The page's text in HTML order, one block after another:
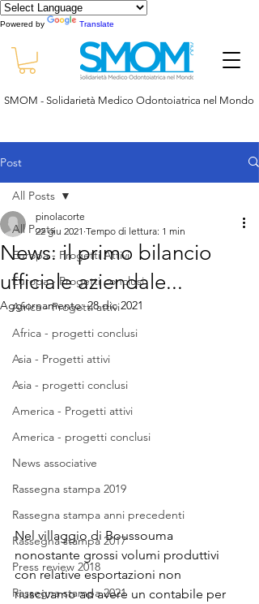
Powered by Translate
SMOM - Solidarietà Medico Odontoiatrica nel Mondo
Post
All Posts
Europa - Progetti Attivi
Europa - Progetti conclusi
Africa - Progetti attivi
Africa - progetti conclusi
Asia - Progetti attivi
Asia - progetti conclusi
America - Progetti attivi
America - progetti conclusi
News associative
Rassegna stampa 2019
Rassegna stampa anni precedenti
Rassegna stampa 2017
Press review 2018
Rassegna stampa 2021
All Posts
News: il primo bilancio
ufficiale aziendale...
pinolacorte
22 giu 2021 Tempo di lettura: 1 min
Aggiornamento:28 dic 2021
Nel villaggio di Boussouma
nonostante grossi volumi produttivi
con relative esportazioni non
riuscivamo ad avere un contabile per